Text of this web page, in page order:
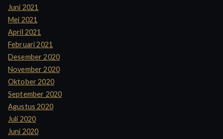
Juni 2021
Mei 2021
April 2021
Februari 2021
Desember 2020
November 2020
Oktober 2020
September 2020
Agustus 2020
Juli 2020
Juni 2020